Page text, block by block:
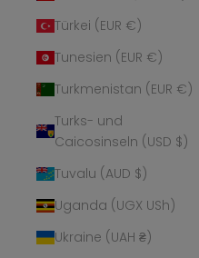
Türkei (EUR €)
Tunesien (EUR €)
Turkmenistan (EUR €)
Turks- und
Caicosinseln (USD $)
Tuvalu (AUD $)
Uganda (UGX USh)
Ukraine (UAH ₴)